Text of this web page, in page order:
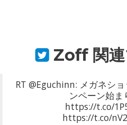
Zoff関連
RT @Eguchinn: メガネシ
ンペーン始ま
https://t.co/
https://t.co/